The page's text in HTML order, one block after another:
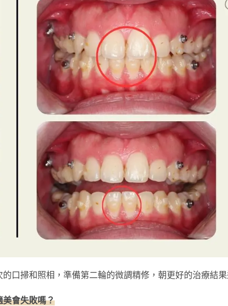
口掃和照相，準備第二輪的微調精修，朝更好的治療結
美會失敗嗎？